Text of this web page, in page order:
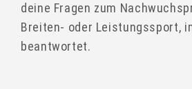
deine Fragen zum
Breiten- oder Leistungssport,
beantwortet.